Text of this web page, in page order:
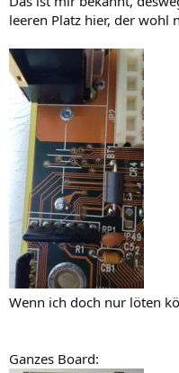
leeren Platz hier, der wohl
Wenn ich doch nur löten
Ganzes Board: